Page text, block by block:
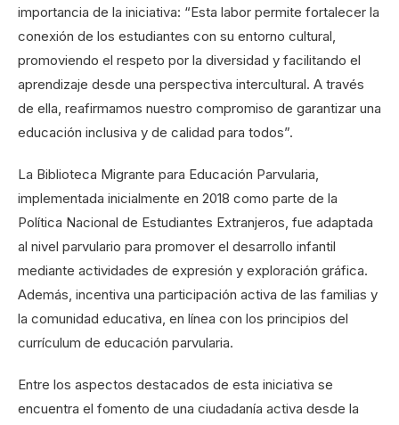
importancia de la iniciativa: “Esta labor permite fortalecer la
conexión de los estudiantes con su entorno cultural,
promoviendo el respeto por la diversidad y facilitando el
aprendizaje desde una perspectiva intercultural. A través
de ella, reafirmamos nuestro compromiso de garantizar una
educación inclusiva y de calidad para todos”.
La Biblioteca Migrante para Educación Parvularia,
implementada inicialmente en 2018 como parte de la
Política Nacional de Estudiantes Extranjeros, fue adaptada
al nivel parvulario para promover el desarrollo infantil
mediante actividades de expresión y exploración gráfica.
Además, incentiva una participación activa de las familias y
la comunidad educativa, en línea con los principios del
currículum de educación parvularia.
Entre los aspectos destacados de esta iniciativa se
encuentra el fomento de una ciudadanía activa desde la